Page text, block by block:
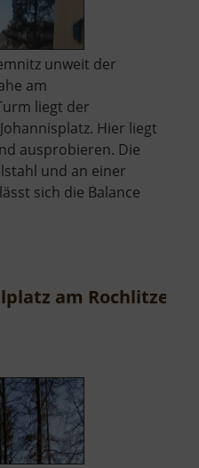
unweit der
am
liegt der
Hier liegt
ausprobieren. Die
und an einer
sich die Balance
am Rochlitzer